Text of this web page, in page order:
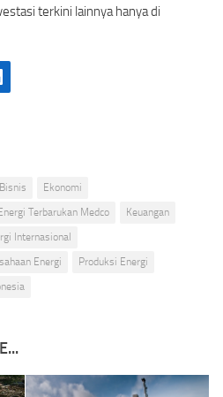
terkini lainnya hanya di
Bisnis
Ekonomi
Energi Terbarukan Medco
Keuangan
Internasional
Energi
Produksi Energi